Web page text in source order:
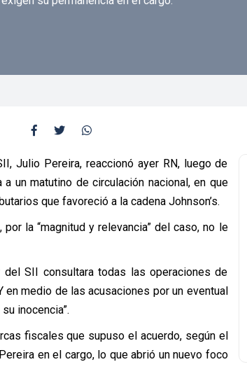
Julio Pereira, reaccionó ayer RN, luego de
un matutino de circulación nacional, en que
que favoreció a la cadena Johnson’s.
la “magnitud y relevancia” del caso, no le
SII consultara todas las operaciones de
en medio de las acusaciones por un eventual
inocencia”.
fiscales que supuso el acuerdo, según el
en el cargo, lo que abrió un nuevo foco